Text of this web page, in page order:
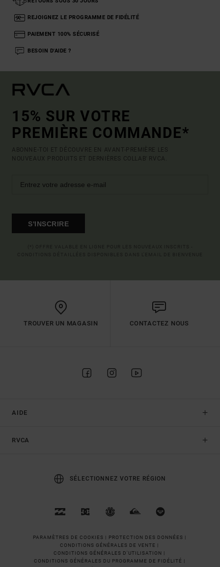
REJOIGNEZ LE PROGRAMME DE FIDÉLITÉ
PAIEMENT 100% SÉCURISÉ
BESOIN D'AIDE ?
15% SUR VOTRE
PREMIÈRE COMMANDE*
ABONNE-TOI ET DÉCOUVRE EN AVANT-PREMIÈRE LES
NOUVEAUX PRODUITS ET DERNIÈRES COLLAB' RVCA.
S'INSCRIRE
TROUVER UN MAGASIN CONTACTEZ NOUS
AIDE
RVCA
SÉLECTIONNEZ VOTRE RÉGION
PARAMÈTRES DE COOKIES | PROTECTION DES DONNÉES |
CONDITIONS GÉNÉRALES DE VENTE |
CONDITIONS GÉNÉRALES D'UTILISATION |
CONDITIONS GÉNÉRALES DU PROGRAMME DE FIDÉLITÉ |